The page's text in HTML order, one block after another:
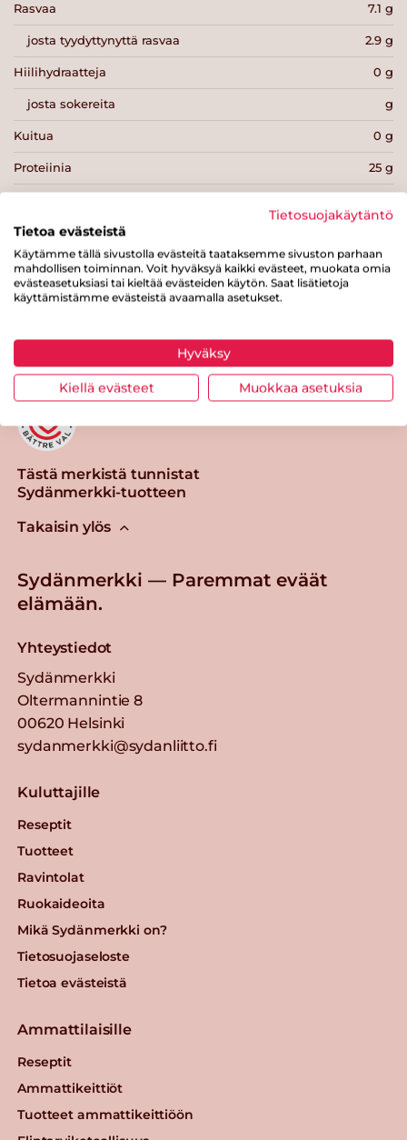
Rasvaa 7.1 g
josta tyydyttynyttä rasvaa 2.9 g
Hiilihydraatteja 0 g
josta sokereita g
Kuitua 0 g
Proteiinia 25 g
Tulosta sivu Jaa tuote
Tästä merkistä tunnistat
Sydänmerkki-tuotteen
Takaisin ylös
Sydänmerkki — Paremmat eväät
elämään.
Yhteystiedot
Sydänmerkki
Oltermannintie 8
00620 Helsinki
sydanmerkki@sydanliitto.fi
Kuluttajille
Reseptit
Tuotteet
Ravintolat
Ruokaideoita
Mikä Sydänmerkki on?
Tietosuojaseloste
Tietoa evästeistä
Ammattilaisille
Reseptit
Ammattikeittiöt
Tuotteet ammattikeittiöön
Tietosuojakäytäntö
Tietoa evästeistä
Käytämme tällä sivustolla evästeitä taataksemme sivuston parhaan
mahdollisen toiminnan. Voit hyväksyä kaikki evästeet, muokata omia
evästeasetuksiasi tai kieltää evästeiden käytön. Saat lisätietoja
käyttämistämme evästeistä avaamalla asetukset.
Hyväksy
Kiellä evästeet Muokkaa asetuksia